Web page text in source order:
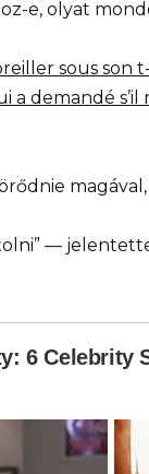
e, olyat
—